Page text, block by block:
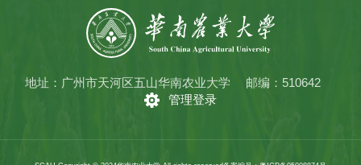
地址：广州市天河区五山华南农业大学
邮编：510642
管理登录